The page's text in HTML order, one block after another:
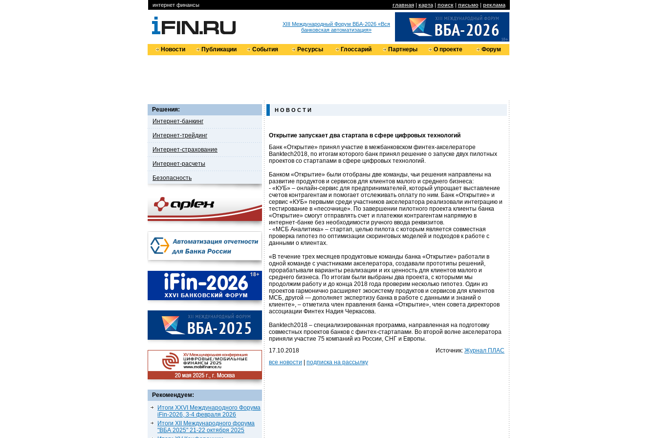
интернет финансы главная| карта| поиск| письмо| реклама
XIII Международный Форум ВБА-2026 «Вся
банковская автоматизация»
Новости Публикации События Ресурсы Глоссарий Партнеры О проекте Форум
Решения:
Интернет-банкинг
Интернет-трейдинг
Интернет-страхование
Интернет-расчеты
Безопасность
Рекомендуем:
Итоги XXVI Международного Форума
iFin-2026, 3-4 февраля 2026
Итоги XII Международного форума
"ВБА 2025" 21-22 октября 2025
Н О В О С Т И
Открытие запускает два стартапа в сфере цифровых технологий
Банк «Открытие» принял участие в межбанковском финтех-акселераторе
Banktech2018, по итогам которого банк принял решение о запуске двух пилотных
проектов со стартапами в сфере цифровых технологий.
Банком «Открытие» были отобраны две команды, чьи решения направлены на
развитие продуктов и сервисов для клиентов малого и среднего бизнеса:
- «КУБ» – онлайн-сервис для предпринимателей, который упрощает выставление
счетов контрагентам и помогает отслеживать оплату по ним. Банк «Открытие» и
сервис «КУБ» первыми среди участников акселератора реализовали интеграцию и
тестирование в «песочнице». По завершении пилотного проекта клиенты банка
«Открытие» смогут отправлять счет и платежки контрагентам напрямую в
интернет-банке без необходимости ручного ввода реквизитов.
- «МСБ Аналитика» – стартап, целью пилота с которым является совместная
проверка гипотез по оптимизации скоринговых моделей и подходов к работе с
данными о клиентах.
«В течение трех месяцев продуктовые команды банка «Открытие» работали в
одной команде с участниками акселератора, создавали прототипы решений,
прорабатывали варианты реализации и их ценность для клиентов малого и
среднего бизнеса. По итогам были выбраны два проекта, с которыми мы
продолжим работу и до конца 2018 года проверим несколько гипотез. Один из
проектов гармонично расширяет экосистему продуктов и сервисов для клиентов
МСБ, другой — дополняет экспертизу банка в работе с данными и знаний о
клиенте», – отметила член правления банка «Открытие», член совета директоров
ассоциации Финтех Надия Черкасова.
Banktech2018 – специализированная программа, направленная на подготовку
совместных проектов банков с финтех-стартапами. Во второй волне акселератора
приняли участие 75 компаний из России, СНГ и Европы.
17.10.2018
Источник: Журнал ПЛАС
все новости
подписка на рассылку